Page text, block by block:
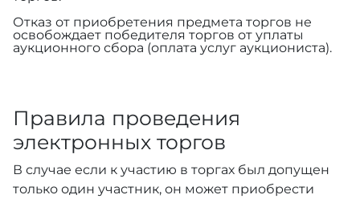
Отказ от приобретения предмета торгов не
освобождает победителя торгов от уплаты
аукционного сбора (оплата услуг аукциониста).
Правила проведения
электронных торгов
В случае если к участию в торгах был допущен
только один участник, он может приобрести